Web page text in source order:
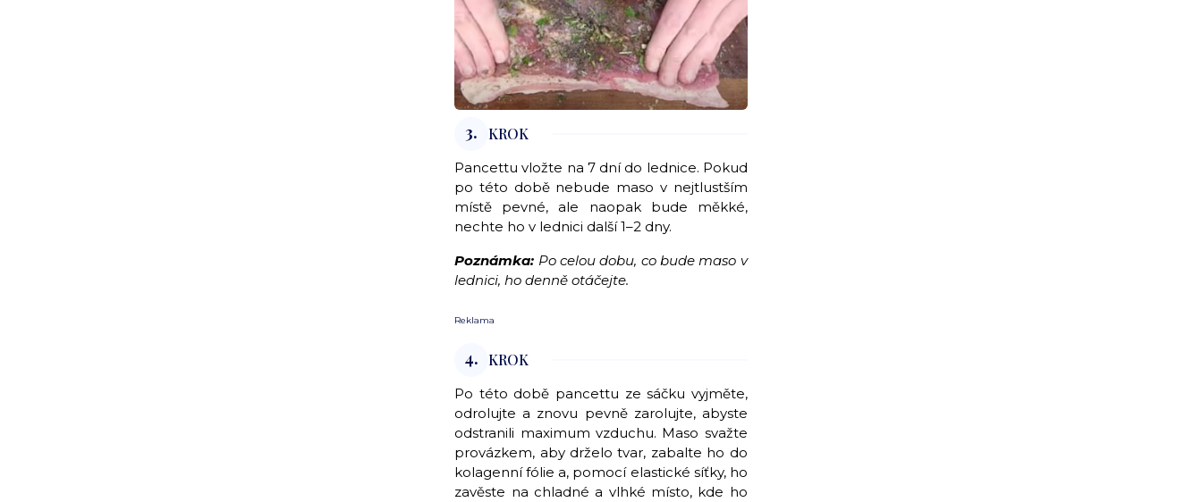
3. KROK
Pancettu vložte na 7 dní do lednice. Pokud
po této době nebude maso v nejtlustším
místě pevné, ale naopak bude měkké,
nechte ho v lednici další 1–2 dny.
Poznámka: Po celou dobu, co bude maso v
lednici, ho denně otáčejte.
Reklama
4. KROK
Po této době pancettu ze sáčku vyjměte,
odrolujte a znovu pevně zarolujte, abyste
odstranili maximum vzduchu. Maso svažte
provázkem, aby drželo tvar, zabalte ho do
kolagenní fólie a, pomocí elastické síťky, ho
zavěste na chladné a vlhké místo, kde ho